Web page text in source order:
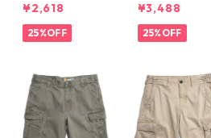
ンツ ハーフパ
ンツ ネイビー
801
¥2,618
25%OFF
ハーフパンツ
ブラック 表
¥3,488
25%OFF